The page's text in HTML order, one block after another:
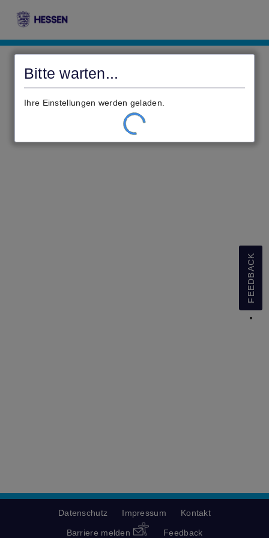
Bitte warten...
Ihre Einstellungen werden geladen.
Civento
FEEDBACK
Datenschutz Impressum Kontakt
Barriere melden Feedback